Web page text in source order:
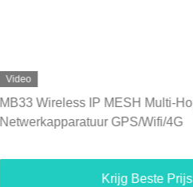
Video
MB33 10 km verborgen veilige
COFDM digitale draadloze video-
Krijg Beste Prijs